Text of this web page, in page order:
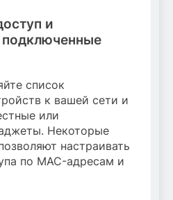
и
подключенные
список
к вашей сети и
или
Некоторые
настраивать
по MAC-адресам и